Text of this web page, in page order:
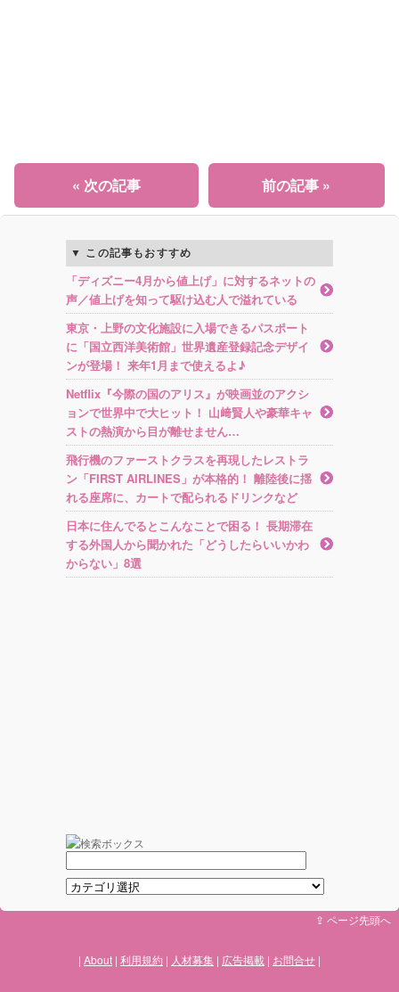
前の記事 »
« 次の記事
この記事もおすすめ
「ディズニー4月から値上げ」に対するネットの
声／値上げを知って駆け込む人で溢れている
東京・上野の文化施設に入場できるパスポート
に「国立西洋美術館」世界遺産登録記念デザイ
ンが登場！ 来年1月まで使えるよ♪
Netflix『今際の国のアリス』が映画並のアクシ
ョンで世界中で大ヒット！ 山﨑賢人や豪華キャ
ストの熱演から目が離せません…
飛行機のファーストクラスを再現したレストラ
ン「FIRST AIRLINES」が本格的！ 離陸後に揺
れる座席に、カートで配られるドリンクなど
日本に住んでるとこんなことで困る！ 長期滞在
する外国人から聞かれた「どうしたらいいかわ
からない」8選
⇪ ページ先頭へ
About 利用規約 人材募集 広告掲載 お問合せ